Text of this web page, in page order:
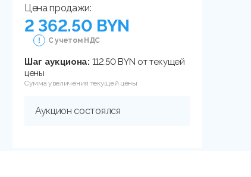
Цена продажи:
2 362.50 BYN
С учетом НДС
Шаг аукциона: 112.50 BYN от текущей
цены
Сумма увеличения текущей цены
Аукцион состоялся